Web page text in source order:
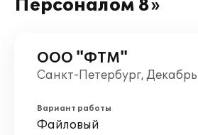
Персоналом 8»
ООО "ФТМ"
Санкт-Петербург,
Вариант работы
Файловый